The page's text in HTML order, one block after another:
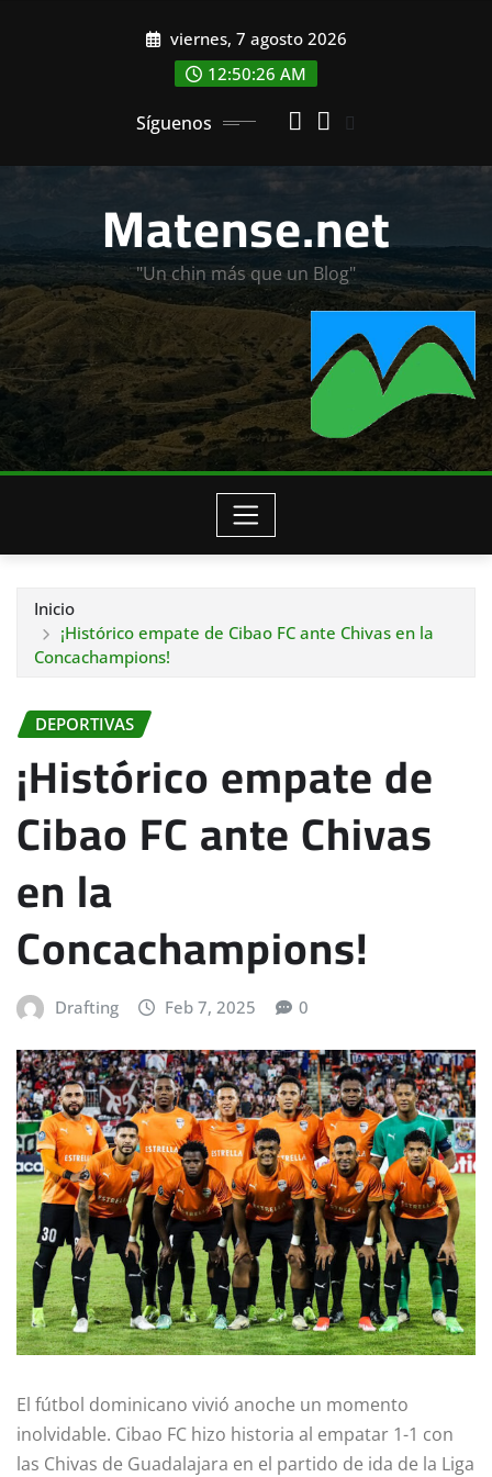
viernes, 7 agosto 2026
12:50:27 AM
Síguenos
Matense.net
"Un chin más que un Blog"
Inicio
¡Histórico empate de Cibao FC ante Chivas en la
Concachampions!
DEPORTIVAS
¡Histórico empate de
Cibao FC ante Chivas
en la
Concachampions!
Drafting Feb 7, 2025 0
El fútbol dominicano vivió anoche un momento
inolvidable. Cibao FC hizo historia al empatar 1-1 con
las Chivas de Guadalajara en el partido de ida de la Liga